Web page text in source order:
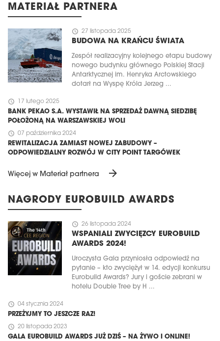
MATERIAŁ PARTNERA
schedule 27 listopada 2025
BUDOWA NA KRAŃCU ŚWIATA
Zespół realizacyjny kolejnego etapu budowy
nowego budynku głównego Polskiej Stacji
Antarktycznej im. Henryka Arctowskiego
dotarł na Wyspę Króla Jerzeg ...
schedule 17 lutego 2025
BANK PEKAO S.A. WYSTAWIŁ NA SPRZEDAŻ DAWNĄ SIEDZIBĘ
POŁOŻONĄ NA WARSZAWSKIEJ WOLI
schedule 07 października 2024
REWITALIZACJA ZAMIAST NOWEJ ZABUDOWY –
ODPOWIEDZIALNY ROZWÓJ W CITY POINT TARGÓWEK
Więcej w Materiał partnera arrow_forward
NAGRODY EUROBUILD AWARDS
schedule 26 listopada 2024
WSPANIALI ZWYCIĘZCY EUROBUILD
AWARDS 2024!
Uroczysta Gala przyniosła odpowiedź na
pytanie – kto zwyciężył w 14. edycji konkursu
Eurobuild Awards? Jury i goście zebrani w
hotelu Double Tree by H ...
schedule 04 stycznia 2024
PRZEŻYJMY TO JESZCZE RAZ!
schedule 20 listopada 2023
GALA EUROBUILD AWARDS JUŻ DZIŚ – NA ŻYWO I ONLINE!